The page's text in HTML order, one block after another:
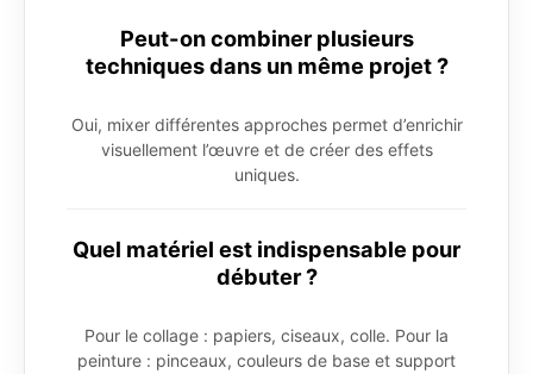
Peut-on combiner plusieurs
techniques dans un même projet ?
Oui, mixer différentes approches permet d’enrichir
visuellement l’œuvre et de créer des effets
uniques.
Quel matériel est indispensable pour
débuter ?
Pour le collage : papiers, ciseaux, colle. Pour la
peinture : pinceaux, couleurs de base et support